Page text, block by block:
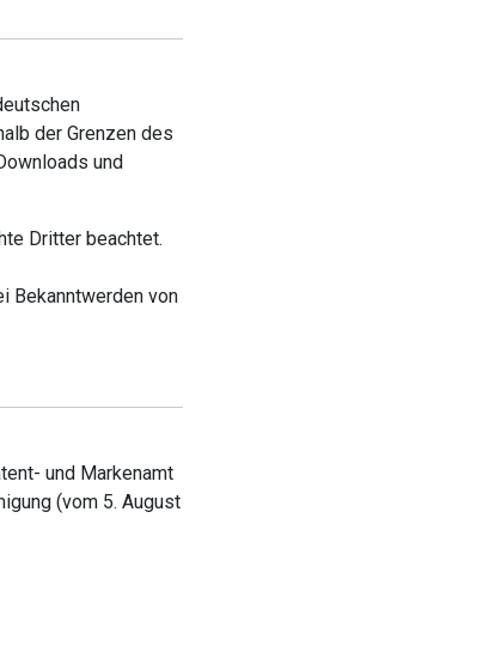
der Grenzen des
und
Dritter beachtet.
Bekanntwerden von
und Markenamt
(vom 5. August